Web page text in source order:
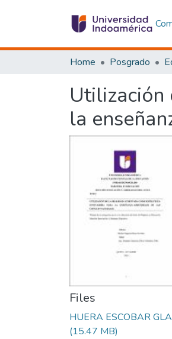
Home Posgrado
Utilización
la
Files
HUERA ESCOBAR
(15.47 MB)